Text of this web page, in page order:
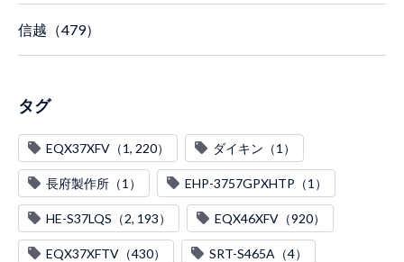
信越（479）
タグ
EQX37XFV（1, 220） ダイキン（1）
長府製作所（1） EHP-3757GPXHTP（1）
HE-S37LQS（2, 193） EQX46XFV（920）
EQX37XFTV（430） SRT-S465A（4）